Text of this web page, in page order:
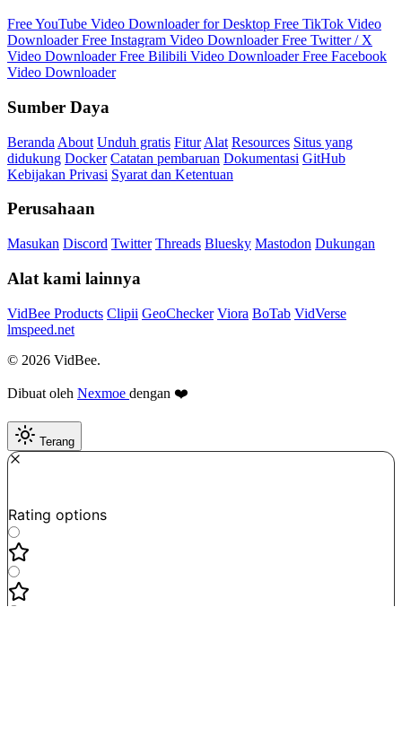
Free YouTube Video Downloader for Desktop Free TikTok Video
DownloaderFree Instagram Video DownloaderFree Twitter / X
Video DownloaderFree Bilibili Video DownloaderFree Facebook
Video Downloader
Sumber Daya
Beranda About Unduh gratis Fitur Alat Resources Situs yang
didukung Docker Catatan pembaruan Dokumentasi GitHub
Kebijakan Privasi Syarat dan Ketentuan
Perusahaan
Masukan Discord Twitter Threads Bluesky Mastodon Dukungan
Alat kami lainnya
VidBee Products Clipii GeoChecker Viora BoTab VidVerse
lmspeed.net
© 2026 VidBee.
Dibuat oleh Nexmoe dengan ❤️
Terang
Rating options